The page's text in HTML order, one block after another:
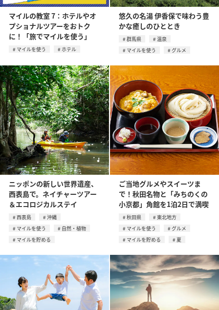
マイルの教室 7：ホテルやオ
プショナルツアーをおトク
に！「旅でマイルを使う」
マイルを使う ホテル
悠久の名湯 伊香保で味わう豊
かな癒しのひととき
群馬県
温泉
マイルを使う
グルメ
ニッポンの新しい世界遺産、
西表島で。ネイチャーツアー
＆エコロジカルステイ
西表島
沖縄
マイルを使う
自然・植物
マイルを貯める
ご当地グルメやスイーツま
で！秋田名物と「みちのくの
小京都」角館を1泊2日で満喫
秋田県
東北地方
マイルを使う
グルメ
マイルを貯める
夏